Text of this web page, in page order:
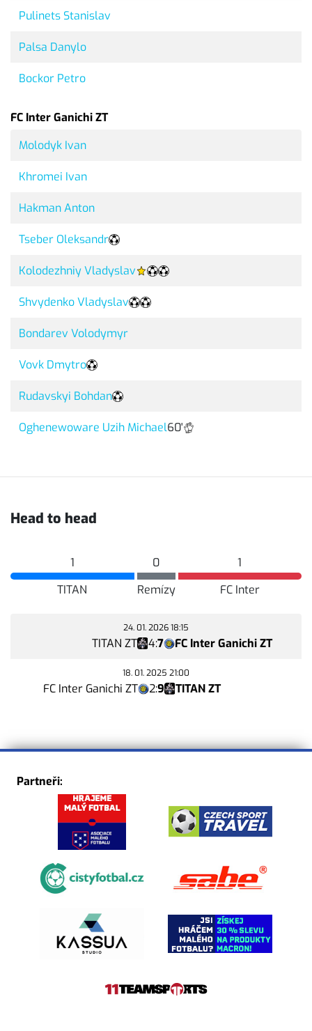
Pulinets Stanislav
Palsa Danylo
Bockor Petro
FC Inter Ganichi ZT
Molodyk Ivan
Khromei Ivan
Hakman Anton
Tseber Oleksandr
Kolodezhniy Vladyslav
Shvydenko Vladyslav
Bondarev Volodymyr
Vovk Dmytro
Rudavskyi Bohdan
Oghenewoware Uzih Michael60'
Head to head
1
TITAN
0
Remízy
1
FC Inter
24. 01. 2026 18:15
TITAN ZT 4:7 FC Inter Ganichi ZT
18. 01. 2025 21:00
FC Inter Ganichi ZT 2:9 TITAN ZT
Partneři: